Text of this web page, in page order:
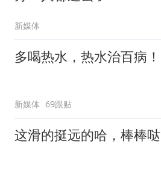
新媒体
多喝热水，热水治百病！
新媒体 69跟贴
这滑的挺远的哈，棒棒哒